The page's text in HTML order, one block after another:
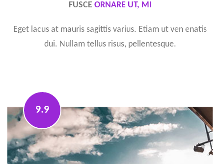
FUSCE ORNARE UT, MI
Eget lacus at mauris sagittis varius. Etiam ut ven enatis
dui. Nullam tellus risus, pellentesque.
9.9